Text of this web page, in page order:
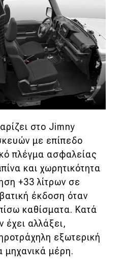
στο Jimny
με επίπεδο
πλέγμα ασφαλείας
και χωρητικότητα
+33 λίτρων σε
έκδοση όταν
καθίσματα. Κατά
έχει αλλάξει,
εξωτερική
μηχανικά μέρη.